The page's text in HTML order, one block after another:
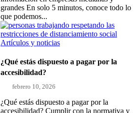
grandes En solo 5 minutos, conoce todo lo
que podemos...
Artículos y noticias
¿Qué estás dispuesto a pagar por la
accesibilidad?
febrero 10, 2026
¿Qué estás dispuesto a pagar por la
accesibilidad? Cumplir con la normativa y